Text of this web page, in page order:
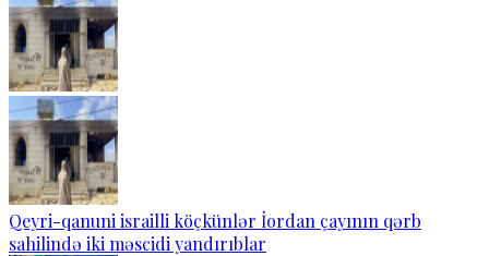
Qeyri-qanuni israilli köçkünlər İordan çayının qərb
sahilində iki məscidi yandırıblar